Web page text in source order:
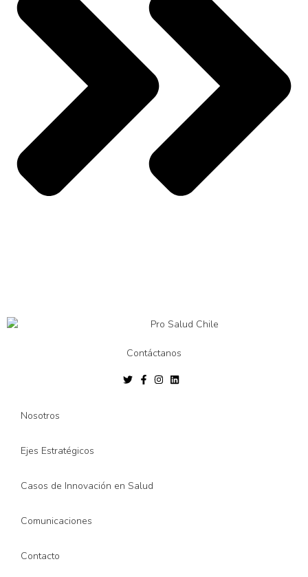
Contáctanos
Nosotros
Ejes Estratégicos
Casos de Innovación en Salud
Comunicaciones
Contacto